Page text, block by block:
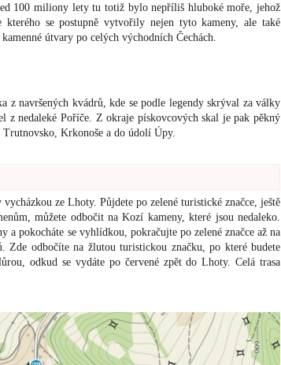
100 miliony lety tu totiž bylo nepříliš hluboké moře, jehož
se postupně vytvořily nejen tyto kameny, ale také
útvary po celých východních Čechách.
z navršených kvádrů, kde se podle legendy skrýval za války
z nedaleké Poříče. Z okraje pískovcových skal je pak pěkný
Krkonoše a do údolí Úpy.
ze Lhoty. Půjdete po zelené turistické značce, ještě
můžete odbočit na Kozí kameny, které jsou nedaleko.
a pokocháte se vyhlídkou, pokračujte po zelené značce až na
Zde odbočíte na žlutou turistickou značku, po které budete
odkud se vydáte po červené zpět do Lhoty. Celá trasa